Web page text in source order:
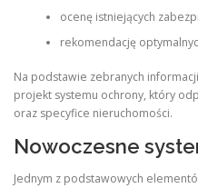
ocenę istniejących
rekomendację
Na podstawie zebranych
projekt systemu ochrony, który
oraz specyfice nieruchomości.
Nowoczesne
Jednym z podstawowych